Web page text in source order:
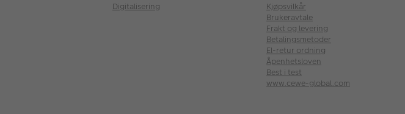
Digitalisering
Kjøpsvilkår
Brukeravtale
Frakt og levering
Betalingsmetoder
El-retur ordning
Åpenhetsloven
Best i test
www.cewe-global.com